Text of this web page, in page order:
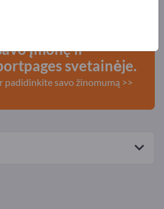
įmonę ir
svetainėje.
padidinkite savo žinomumą >>